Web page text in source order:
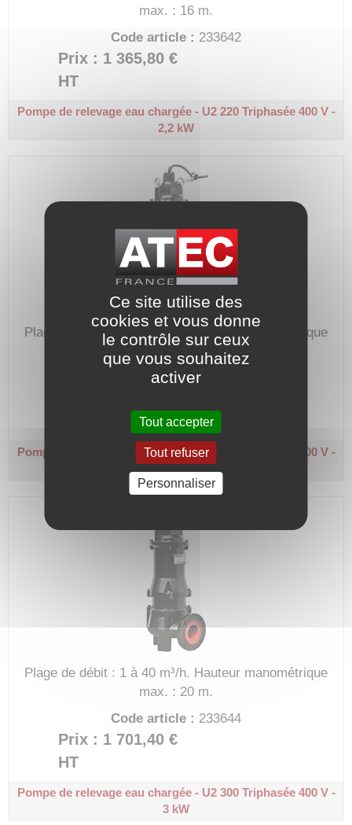
max. : 16 m.
Code article : 233642
Prix : 1 365,80 €
HT
Pompe de relevage eau chargée - U2 220Triphasée 400 V -
2,2 kW
Plage de débit : 1 à 65 m³/h.
Hauteur manométrique
max. : 21 m.
Code article :233646
Pompe de relevage eau chargée - U2 400
Triphasée 400 V -
4 kW
Plage de débit : 1 à 40 m³/h. Hauteur manométrique
max. : 20 m.
Code article : 233644
Prix : 1 701,40 €
HT
Pompe de relevage eau chargée - U2 300Triphasée 400 V -
3 kW
Ce site utilise des
cookies et vous donne
le contrôle sur ceux
que vous souhaitez
activer
Tout accepter
Tout refuser
Personnaliser